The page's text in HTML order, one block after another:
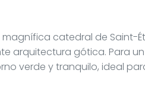
catedral de Saint-
arquitectura gótica. Para
verde y tranquilo, ideal